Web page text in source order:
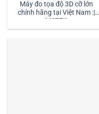
Máy đo tọa độ 3D cỡ lớn
chính hãng tại Việt Nam :|
MSTEK